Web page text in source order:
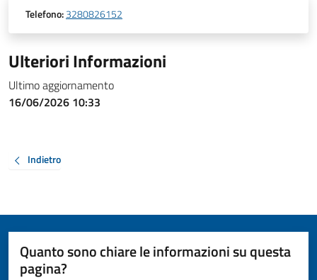
Telefono:3280826152
Ulteriori Informazioni
Ultimo aggiornamento
16/06/2026 10:33
Indietro
Quanto sono chiare le informazioni su questa
pagina?